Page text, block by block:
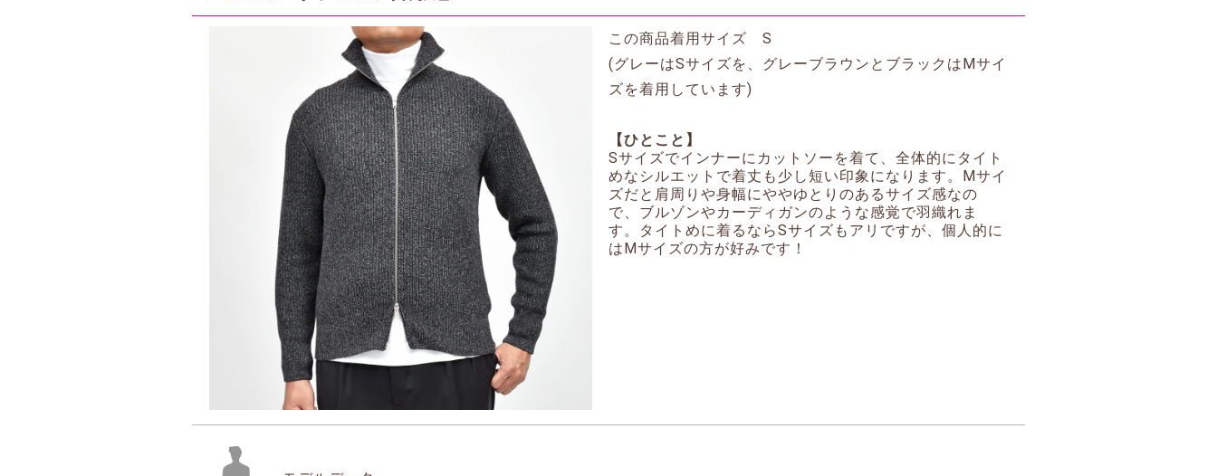
この商品着用サイズ S
(グレーはSサイズを、グレーブラウンとブラックはMサイ
ズを着用しています)
【ひとこと】
Sサイズでインナーにカットソーを着て、全体的にタイト
めなシルエットで着丈も少し短い印象になります。Mサイ
ズだと肩周りや身幅にややゆとりのあるサイズ感なの
で、ブルゾンやカーディガンのような感覚で羽織れま
す。タイトめに着るならSサイズもアリですが、個人的に
はMサイズの方が好みです！